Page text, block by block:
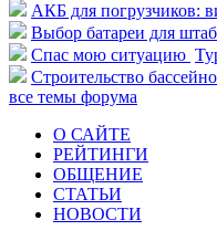
АКБ для погрузчиков:
Выбор батареи для
Спас мою ситуацию
Строительство
все темы форума
О САЙТЕ
РЕЙТИНГИ
ОБЩЕНИЕ
СТАТЬИ
НОВОСТИ